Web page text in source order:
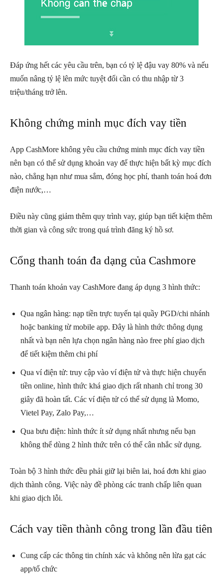
Đáp ứng hết các yêu cầu trên, bạn có tỷ lệ đậu vay 80% và nếu
muốn nâng tỷ lệ lên mức tuyệt đối cần có thu nhập từ 3
triệu/tháng trở lên.
Không chứng minh mục đích vay tiền
App CashMore không yêu cầu chứng minh mục đích vay tiền
nên bạn có thể sử dụng khoản vay để thực hiện bất kỳ mục đích
nào, chẳng hạn như mua sắm, đóng học phí, thanh toán hoá đơn
điện nước,…
Điều này cũng giảm thêm quy trình vay, giúp bạn tiết kiệm thêm
thời gian và công sức trong quá trình đăng ký hồ sơ.
Cổng thanh toán đa dạng của Cashmore
Thanh toán khoản vay CashMore đang áp dụng 3 hình thức:
Qua ngân hàng: nạp tiền trực tuyến tại quầy PGD/chi nhánh
hoặc banking từ mobile app. Đây là hình thức thông dụng
nhất và bạn nên lựa chọn ngân hàng nào free phí giao dịch
để tiết kiệm thêm chi phí
Qua ví điện tử: truy cập vào ví điện tử và thực hiện chuyển
tiền online, hình thức khá giao dịch rất nhanh chỉ trong 30
giây đã hoàn tất. Các ví điện tử có thể sử dụng là Momo,
Vietel Pay, Zalo Pay,…
Qua bưu điện: hình thức ít sử dụng nhất nhưng nếu bạn
không thể dùng 2 hình thức trên có thể cân nhắc sử dụng.
Toàn bộ 3 hình thức đều phải giữ lại biên lai, hoá đơn khi giao
dịch thành công. Việc này đề phòng các tranh chấp liên quan
khi giao dịch lỗi.
Cách vay tiền thành công trong lần đầu tiên
Cung cấp các thông tin chính xác và không nên lừa gạt các
app/tổ chức